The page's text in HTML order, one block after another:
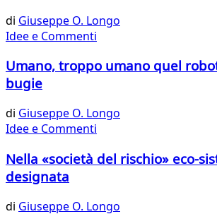
di Giuseppe O. Longo
Idee e Commenti
Umano, troppo umano quel
bugie
di Giuseppe O. Longo
Idee e Commenti
Nella «società del rischio» eco-
designata
di Giuseppe O. Longo